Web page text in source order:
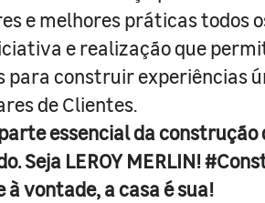
e melhores práticas todos
e realização que
para construir experiências
de Clientes.
essencial da
Seja LEROY MERLIN!
à vontade, a casa é sua!